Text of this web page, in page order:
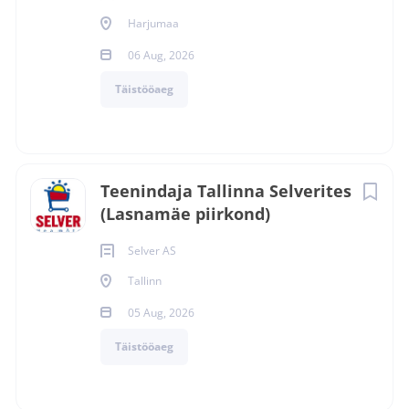
Harjumaa
06 Aug, 2026
Täistööaeg
Teenindaja Tallinna Selverites
(Lasnamäe piirkond)
Selver AS
Tallinn
05 Aug, 2026
Täistööaeg